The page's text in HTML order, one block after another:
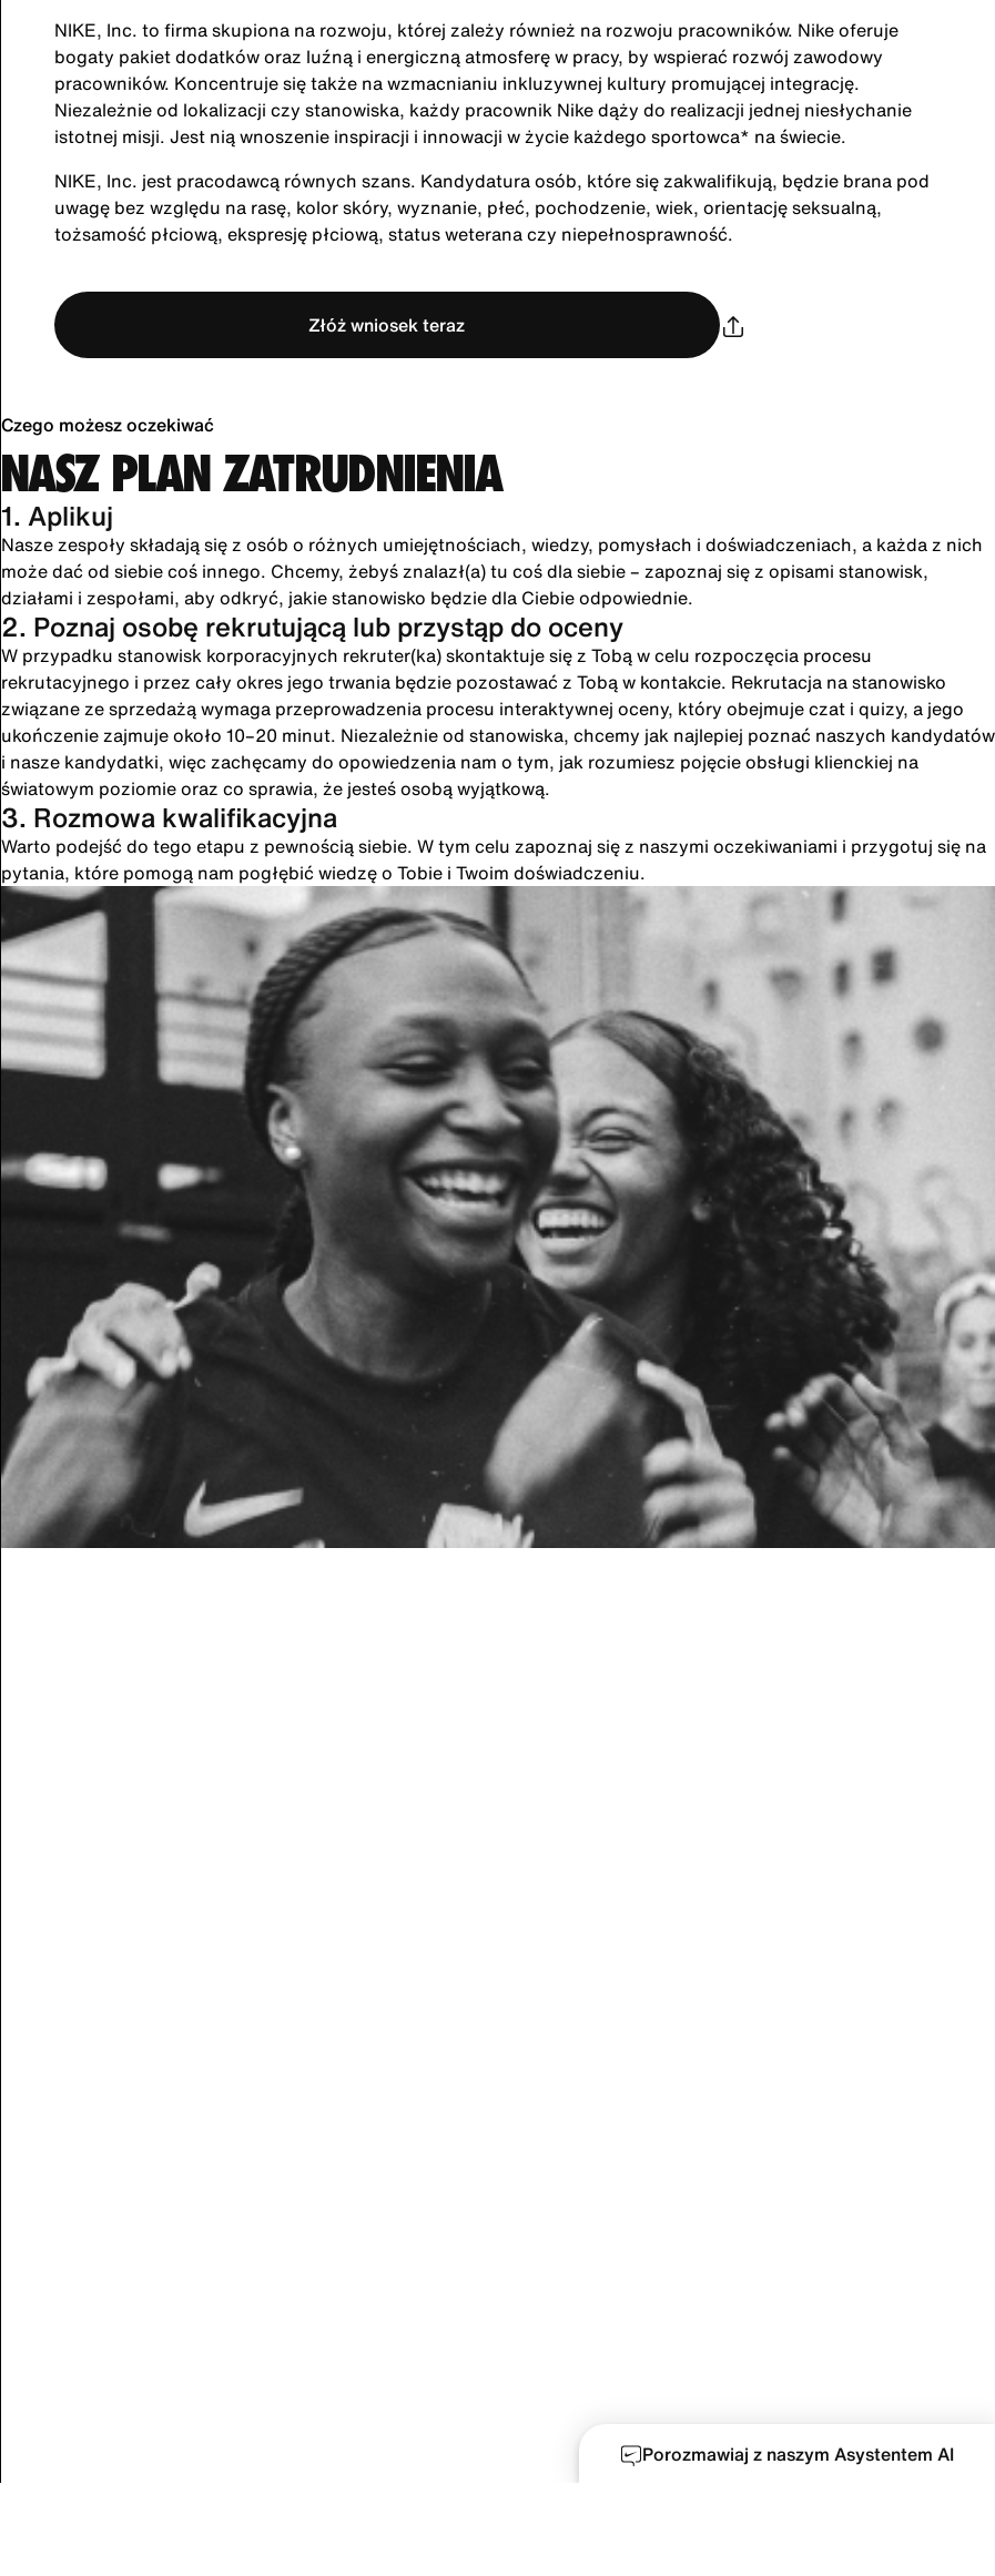
NIKE, Inc. to firma skupiona na rozwoju, której zależy również na rozwoju pracowników. Nike oferuje
bogaty pakiet dodatków oraz luźną i energiczną atmosferę w pracy, by wspierać rozwój zawodowy
pracowników. Koncentruje się także na wzmacnianiu inkluzywnej kultury promującej integrację.
Niezależnie od lokalizacji czy stanowiska, każdy pracownik Nike dąży do realizacji jednej niesłychanie
istotnej misji. Jest nią wnoszenie inspiracji i innowacji w życie każdego sportowca* na świecie.
NIKE, Inc. jest pracodawcą równych szans. Kandydatura osób, które się zakwalifikują, będzie brana pod
uwagę bez względu na rasę, kolor skóry, wyznanie, płeć, pochodzenie, wiek, orientację seksualną,
tożsamość płciową, ekspresję płciową, status weterana czy niepełnosprawność.
Złóż wniosek teraz
Czego możesz oczekiwać
NASZ PLAN ZATRUDNIENIA
1. Aplikuj
Nasze zespoły składają się z osób o różnych umiejętnościach, wiedzy, pomysłach i doświadczeniach, a każda z nich
może dać od siebie coś innego. Chcemy, żebyś znalazł(a) tu coś dla siebie – zapoznaj się z opisami stanowisk,
działami i zespołami, aby odkryć, jakie stanowisko będzie dla Ciebie odpowiednie.
2. Poznaj osobę rekrutującą lub przystąp do oceny
W przypadku stanowisk korporacyjnych rekruter(ka) skontaktuje się z Tobą w celu rozpoczęcia procesu
rekrutacyjnego i przez cały okres jego trwania będzie pozostawać z Tobą w kontakcie. Rekrutacja na stanowisko
związane ze sprzedażą wymaga przeprowadzenia procesu interaktywnej oceny, który obejmuje czat i quizy, a jego
ukończenie zajmuje około 10–20 minut. Niezależnie od stanowiska, chcemy jak najlepiej poznać naszych kandydatów
i nasze kandydatki, więc zachęcamy do opowiedzenia nam o tym, jak rozumiesz pojęcie obsługi klienckiej na
światowym poziomie oraz co sprawia, że jesteś osobą wyjątkową.
3. Rozmowa kwalifikacyjna
Warto podejść do tego etapu z pewnością siebie. W tym celu zapoznaj się z naszymi oczekiwaniami i przygotuj się na
pytania, które pomogą nam pogłębić wiedzę o Tobie i Twoim doświadczeniu.
Porozmawiaj z naszym Asystentem AI